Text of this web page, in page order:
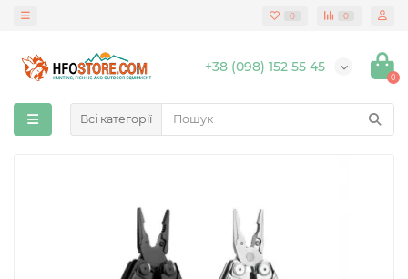
0 0
+38 (098) 152 55 45
0
Всі категорії